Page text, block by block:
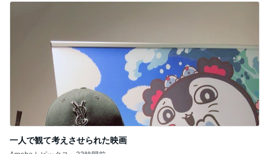
一人で観て考えさせられた映画